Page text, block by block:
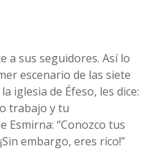
a sus seguidores. Así lo
escenario de las siete
iglesia de Éfeso, les dice:
trabajo y tu
Esmirna: “Conozco tus
embargo, eres rico!”